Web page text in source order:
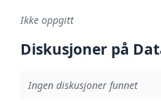
Ikke oppgitt
Diskusjoner på
Ingen diskusjoner funnet